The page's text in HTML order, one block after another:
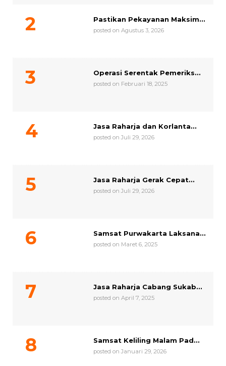
Pastikan Pekayanan Maksim...
posted on Agustus 3, 2026
Operasi Serentak Pemeriks...
posted on Februari 18, 2025
Jasa Raharja dan Korlanta...
posted on Juli 29, 2026
Jasa Raharja Gerak Cepat...
posted on Juli 29, 2026
Samsat Purwakarta Laksana...
posted on Maret 6, 2025
Jasa Raharja Cabang Sukab...
posted on April 7, 2025
Samsat Keliling Malam Pad...
posted on Januari 29, 2026